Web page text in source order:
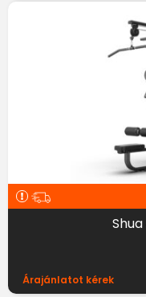
Árajánlatot kérek